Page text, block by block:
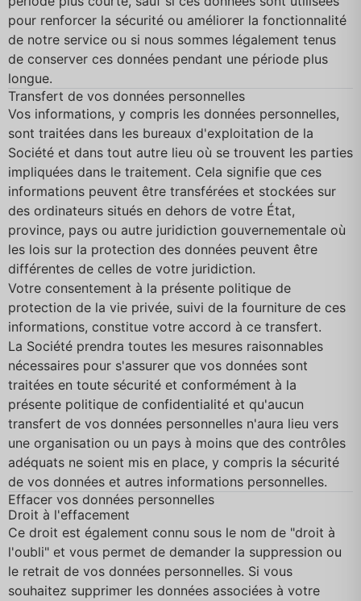
pour renforcer la sécurité ou améliorer la fonctionnalité
de notre service ou si nous sommes légalement tenus
de conserver ces données pendant une période plus
longue.
Transfert de vos données personnelles
Vos informations, y compris les données personnelles,
sont traitées dans les bureaux d'exploitation de la
Société et dans tout autre lieu où se trouvent les parties
impliquées dans le traitement. Cela signifie que ces
informations peuvent être transférées et stockées sur
des ordinateurs situés en dehors de votre État,
province, pays ou autre juridiction gouvernementale où
les lois sur la protection des données peuvent être
différentes de celles de votre juridiction.
Votre consentement à la présente politique de
protection de la vie privée, suivi de la fourniture de ces
informations, constitue votre accord à ce transfert.
La Société prendra toutes les mesures raisonnables
nécessaires pour s'assurer que vos données sont
traitées en toute sécurité et conformément à la
présente politique de confidentialité et qu'aucun
transfert de vos données personnelles n'aura lieu vers
une organisation ou un pays à moins que des contrôles
adéquats ne soient mis en place, y compris la sécurité
de vos données et autres informations personnelles.
Effacer vos données personnelles
Droit à l'effacement
Ce droit est également connu sous le nom de "droit à
l'oubli" et vous permet de demander la suppression ou
le retrait de vos données personnelles. Si vous
souhaitez supprimer les données associées à votre